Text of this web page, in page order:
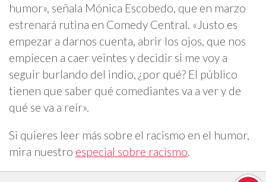
humor», señala Mónica Escobedo, que en marzo
estrenará rutina en Comedy Central. «Justo es
empezar a darnos cuenta, abrir los ojos, que nos
empiecen a caer veintes y decidir si me voy a
seguir burlando del indio, ¿por qué? El público
tienen que saber qué comediantes va a ver y de
qué se va a reír».
Si quieres leer más sobre el racismo en el humor,
mira nuestro especial sobre racismo.